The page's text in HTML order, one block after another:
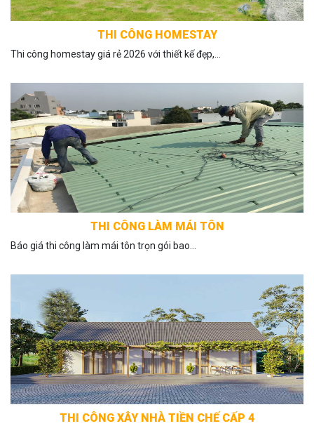
THI CÔNG HOMESTAY
Thi công homestay giá rẻ 2026 với thiết kế đẹp,...
THI CÔNG LÀM MÁI TÔN
Báo giá thi công làm mái tôn trọn gói bao...
THI CÔNG XÂY NHÀ TIỀN CHẾ CẤP 4